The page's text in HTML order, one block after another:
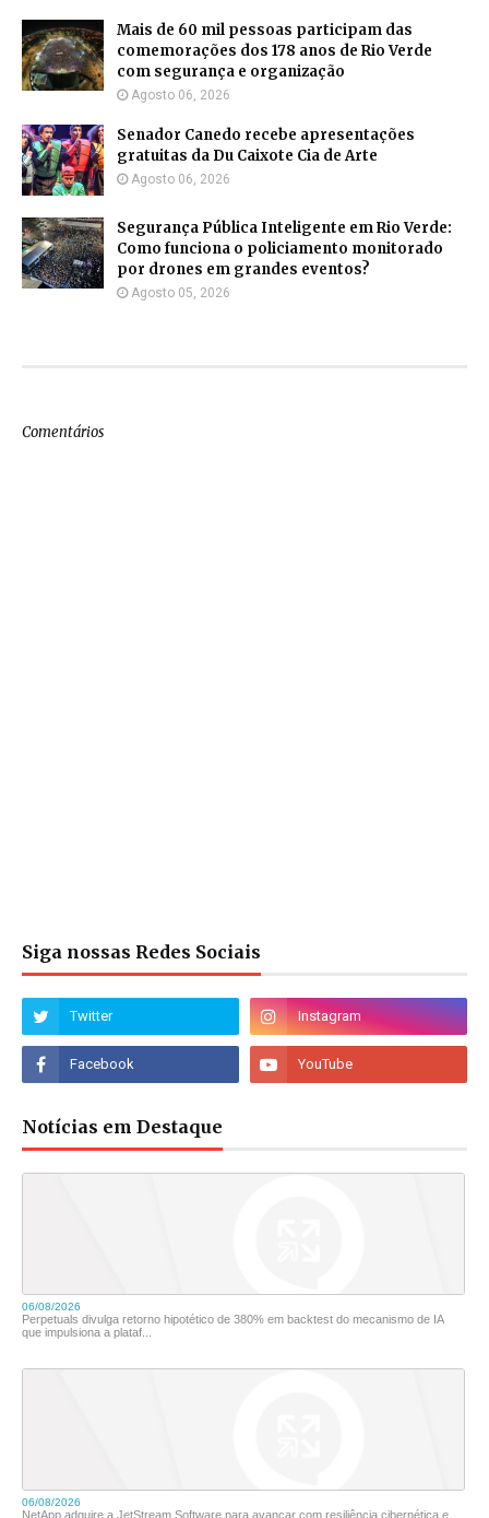
Mais de 60 mil pessoas participam das
comemorações dos 178 anos de Rio Verde
com segurança e organização
Agosto 06, 2026
Senador Canedo recebe apresentações
gratuitas da Du Caixote Cia de Arte
Agosto 06, 2026
Segurança Pública Inteligente em Rio Verde:
Como funciona o policiamento monitorado
por drones em grandes eventos?
Agosto 05, 2026
Comentários
Siga nossas Redes Sociais
Notícias em Destaque